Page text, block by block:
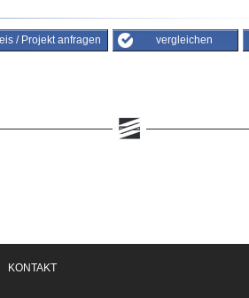
/ Projekt anfragen vergleichen
KONTAKT